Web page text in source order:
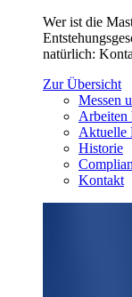
Wer ist die
natürlich:
Zur Übersicht
Messen
Arbeiten
Aktuelle
Historie
Kontakt